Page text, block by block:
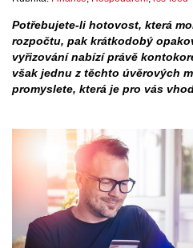
Potřebujete-li hotovost, která
rozpočtu, pak krátkodobý
vyřizování nabízí právě
však jednu z těchto úvěrových
promyslete, která je pro vás